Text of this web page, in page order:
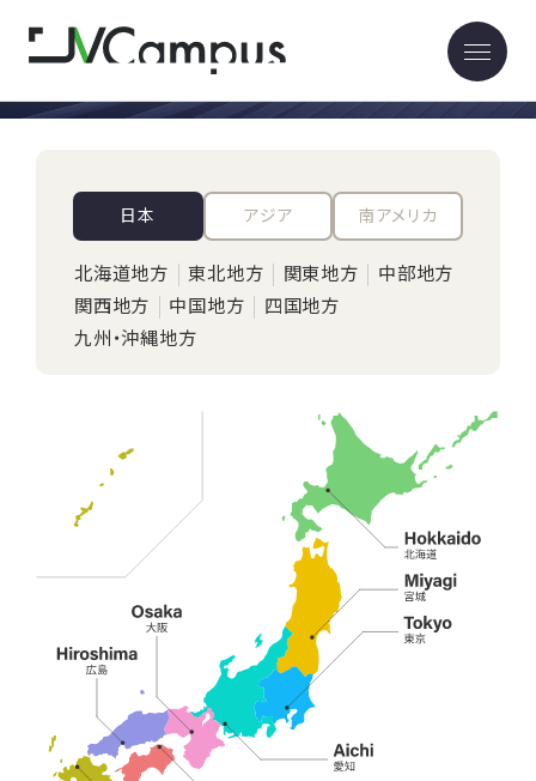
参画機関一覧
日本 アジア 南アメリカ
北海道地方 東北地方 関東地方
中部地方
関西地方
中国地方
四国地方
九州・沖縄地方